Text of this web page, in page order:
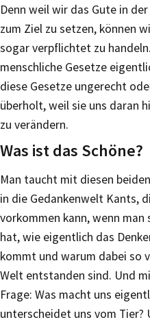
Denn weil wir das Gute in
zum Ziel zu setzen, können
sogar verpflichtet zu
menschliche Gesetze
diese Gesetze ungerecht
überholt, weil sie uns daran
zu verändern.
Was ist das Schöne?
Man taucht mit diesen
in die Gedankenwelt Kants,
vorkommen kann, wenn
hat, wie eigentlich das
kommt und warum dabei so
Welt entstanden sind. Und
Frage: Was macht uns
unterscheidet uns vom